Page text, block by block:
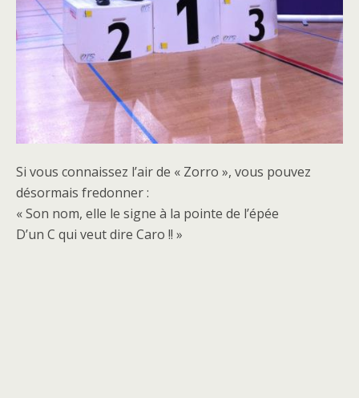
Si vous connaissez l’air de « Zorro », vous pouvez
désormais fredonner :
« Son nom, elle le signe à la pointe de l’épée
D’un C qui veut dire Caro !! »